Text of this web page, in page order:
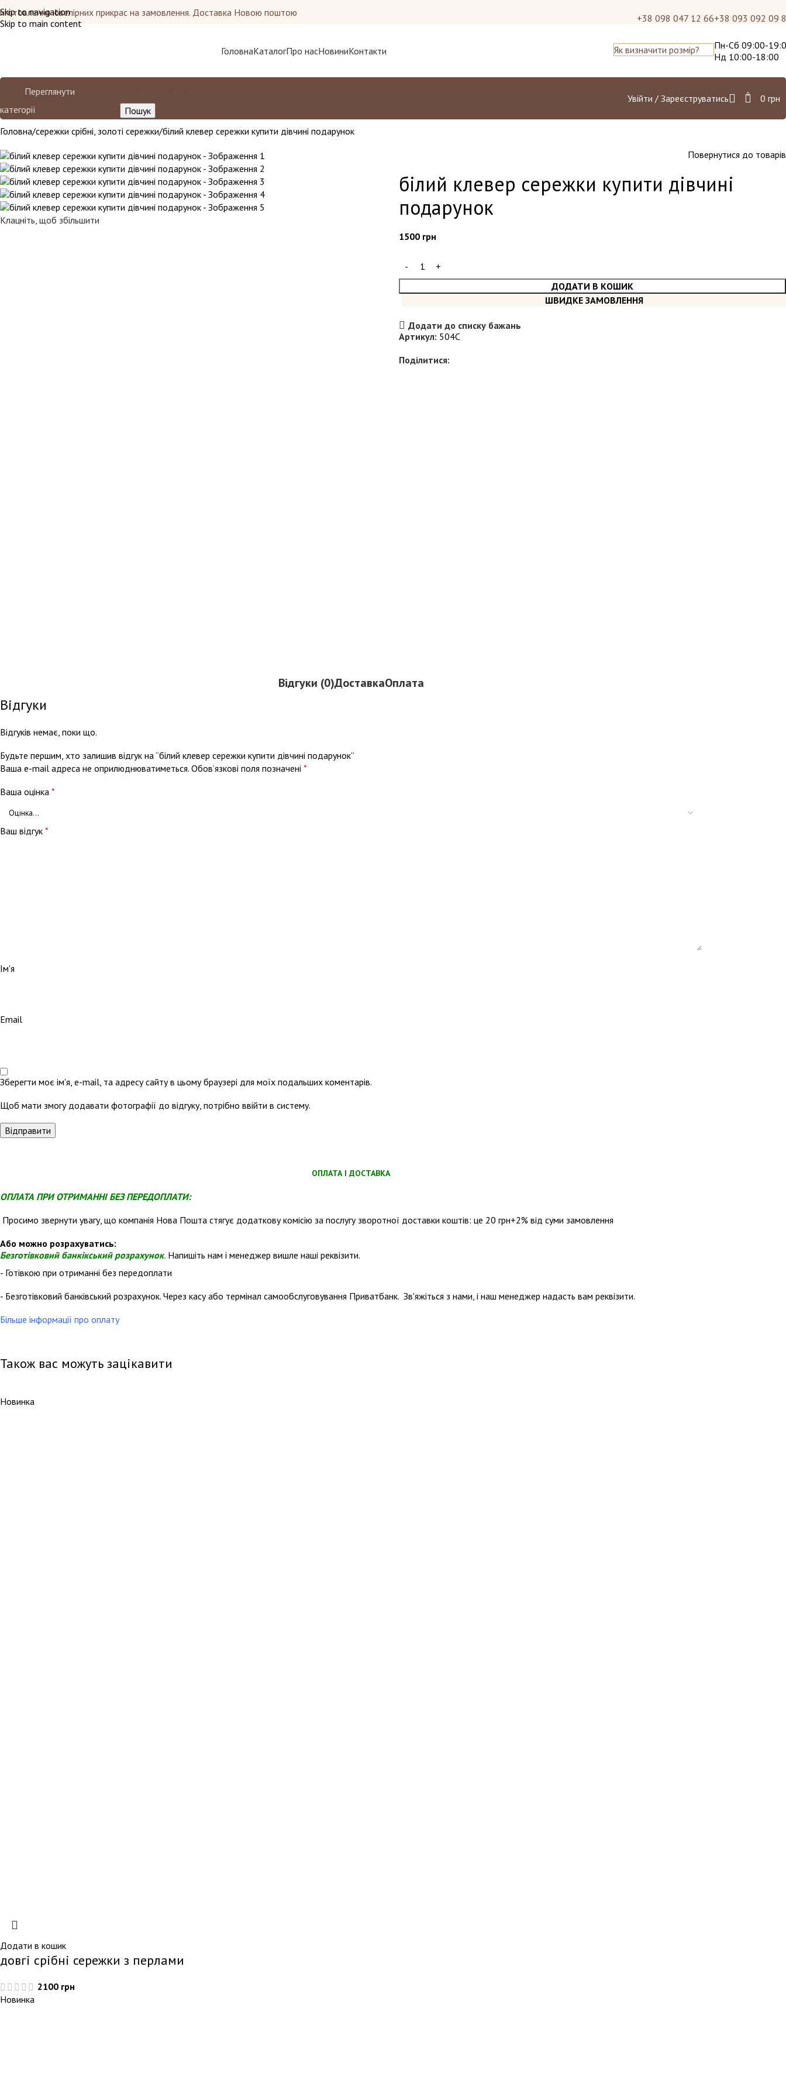
Skip to navigation
Skip to main content
ювелірних прикрас на замовлення. Доставка Новою поштою
+38 098 047 12 66+38 093 092 09
ГоловнаКаталогПро насНовиниКонтакти Як визначити розмір?
Пн-Сб 09:00-
Нд 10:00-18:00
Переглянути
категорії
Пошук
Увійти / Зареєструватись 0 0 грн
Головна сережки срібні, золоті сережки білий клевер сережки купити дівчині подарунок
Клацніть, щоб збільшити
Повернутися до товарів
білий клевер сережки купити дівчині
подарунок
1500 грн
ДОДАТИ В КОШИК
ШВИДКЕ ЗАМОВЛЕННЯ
Додати до списку бажань
Артикул: 504С
Поділитися:
Відгуки (0)ДоставкаОплата
Відгуки
Відгуків немає, поки що.
Будьте першим, хто залишив відгук на “білий клевер сережки купити дівчині подарунок”
Ваша e-mail адреса не оприлюднюватиметься. Обов’язкові поля позначені *
Ваша оцінка *
Ваш відгук *
Ім'я
Email
Зберегти моє ім'я, e-mail, та адресу сайту в цьому браузері для моїх подальших коментарів.
Щоб мати змогу додавати фотографії до відгуку, потрібно ввійти в систему.
ОПЛАТА І ДОСТАВКА
ОПЛАТА ПРИ ОТРИМАННІ БЕЗ ПЕРЕДОПЛАТИ:
Просимо звернути увагу, що компанія Нова Пошта стягує додаткову комісію за послугу зворотної доставки коштів: це 20 грн+2% від суми замовлення
Або можно розрахуватись:
Безготівковий банкікський розрахунок. Напишіть нам і менеджер вишле наші реквізити.
- Готівкою при отриманні без передоплати
- Безготівковий банківський розрахунок. Через касу або термінал самообслуговування Приватбанк. Зв'яжіться з нами, і наш менеджер надасть вам реквізити.
Більше інформації про оплату
Також вас можуть зацікавити
Новинка
Додати в кошик
довгі срібні сережки з перлами
2100 грн
Новинка